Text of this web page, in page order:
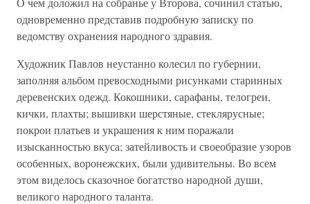
одновременно представив подробную записку по
ведомству охранения народного здравия.
Художник Павлов неустанно колесил по губернии,
заполняя альбом превосходными рисунками старинных
деревенских одежд. Кокошники, сарафаны, телогреи,
кички, плахты; вышивки шерстяные, стеклярусные;
покрои платьев и украшения к ним поражали
изысканностью вкуса; затейливость и своеобразие узоров
особенных, воронежских, были удивительны. Во всем
этом виделось сказочное богатство народной души,
великого народного таланта.